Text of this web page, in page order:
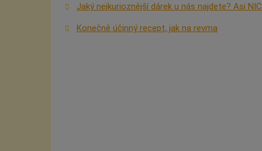
Jaký nejkurioznější dárek u nás najdete? Asi
Konečně účinný recept, jak na revma